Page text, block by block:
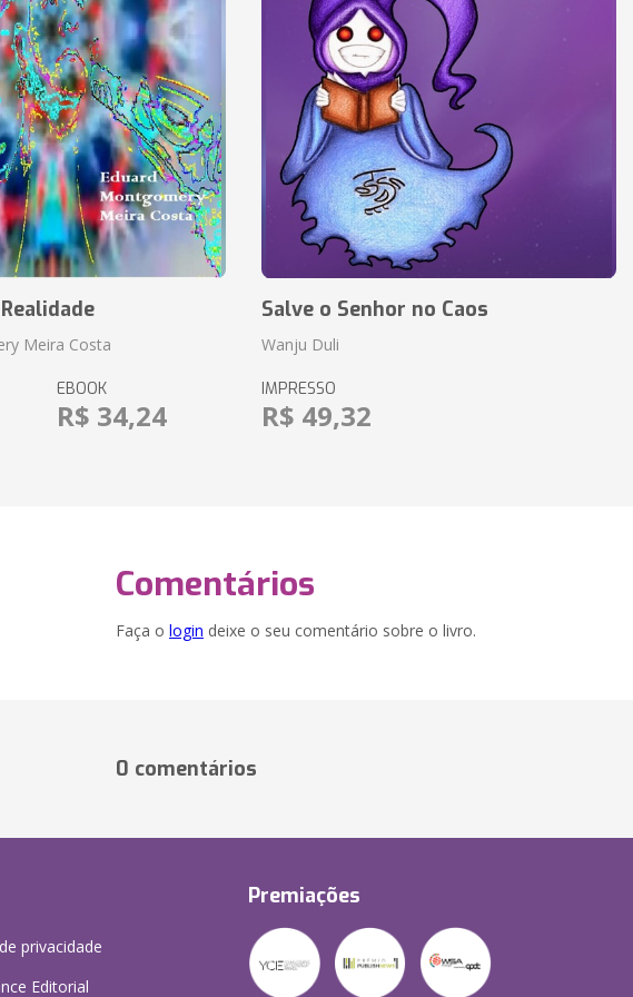
Meira Costa
EBOOK
R$ 34,24
Salve o Senhor no Caos
Wanju Duli
IMPRESSO
R$ 49,32
Comentários
Faça o login deixe o seu comentário sobre o livro.
0 comentários
privacidade
Editorial
Premiações